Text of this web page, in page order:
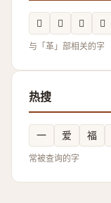
𩋮 𩉨 𮧫 𫖋
与「革」部相关的字
热搜
一 爱 福
常被查询的字